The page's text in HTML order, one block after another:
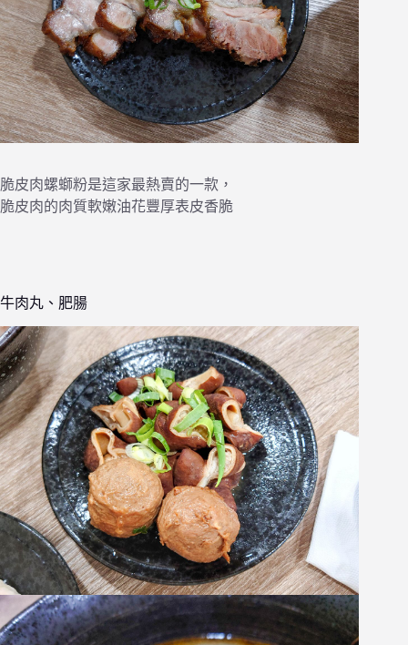
脆皮肉螺螄粉是這家最熱賣的一款，
脆皮肉的肉質軟嫩油花豐厚表皮香脆
牛肉丸、肥腸